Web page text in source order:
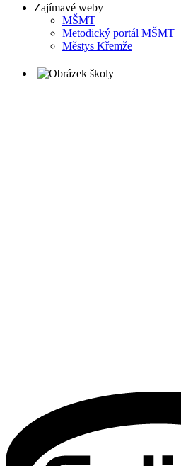
Zajímavé weby
MŠMT
Metodický portál MŠMT
Městys Křemže